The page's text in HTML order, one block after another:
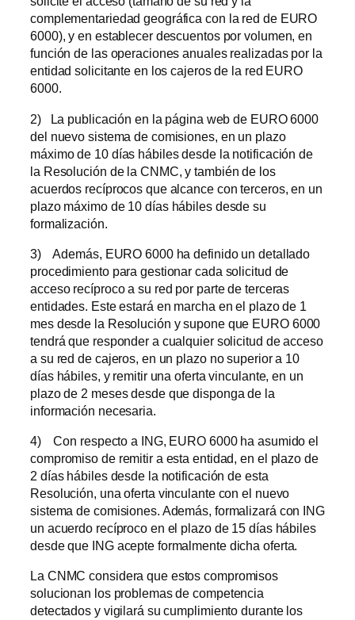
complementariedad geográfica con la red de EURO
6000), y en establecer descuentos por volumen, en
función de las operaciones anuales realizadas por la
entidad solicitante en los cajeros de la red EURO
6000.
2) La publicación en la página web de EURO 6000
del nuevo sistema de comisiones, en un plazo
máximo de 10 días hábiles desde la notificación de
la Resolución de la CNMC, y también de los
acuerdos recíprocos que alcance con terceros, en un
plazo máximo de 10 días hábiles desde su
formalización.
3) Además, EURO 6000 ha definido un detallado
procedimiento para gestionar cada solicitud de
acceso recíproco a su red por parte de terceras
entidades. Este estará en marcha en el plazo de 1
mes desde la Resolución y supone que EURO 6000
tendrá que responder a cualquier solicitud de acceso
a su red de cajeros, en un plazo no superior a 10
días hábiles, y remitir una oferta vinculante, en un
plazo de 2 meses desde que disponga de la
información necesaria.
4) Con respecto a ING, EURO 6000 ha asumido el
compromiso de remitir a esta entidad, en el plazo de
2 días hábiles desde la notificación de esta
Resolución, una oferta vinculante con el nuevo
sistema de comisiones. Además, formalizará con ING
un acuerdo recíproco en el plazo de 15 días hábiles
desde que ING acepte formalmente dicha oferta.
La CNMC considera que estos compromisos
solucionan los problemas de competencia
detectados y vigilará su cumplimiento durante los